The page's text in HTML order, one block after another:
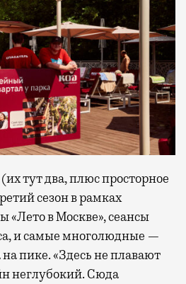
тут два, плюс просторное
сезон в рамках
«Лето в Москве», сеансы
и самые многолюдные —
пике. «Здесь не плавают
неглубокий. Сюда